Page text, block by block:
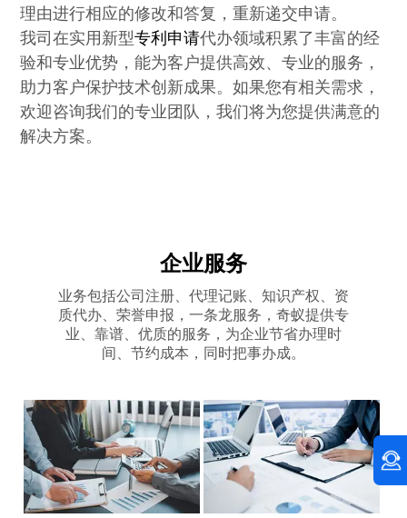
理由进行相应的修改和答复，重新递交申请。
我司在实用新型专利申请代办领域积累了丰富的经
验和专业优势，能为客户提供高效、专业的服务，
助力客户保护技术创新成果。如果您有相关需求，
欢迎咨询我们的专业团队，我们将为您提供满意的
解决方案。
企业服务
业务包括公司注册、代理记账、知识产权、资
质代办、荣誉申报，一条龙服务，奇蚁提供专
业、靠谱、优质的服务，为企业节省办理时
间、节约成本，同时把事办成。